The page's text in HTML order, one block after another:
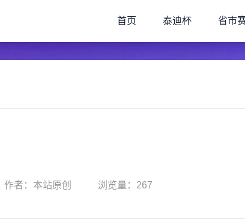
首页 泰迪杯 省市
作者：本站原创 浏览量：267